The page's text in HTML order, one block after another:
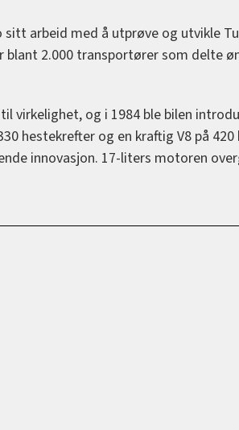
sitt arbeid med å utprøve og utvikle
blant 2.000 transportører som delte
virkelighet, og i 1984 ble bilen
hestekrefter og en kraftig V8 på 420
innovasjon. 17-liters motoren